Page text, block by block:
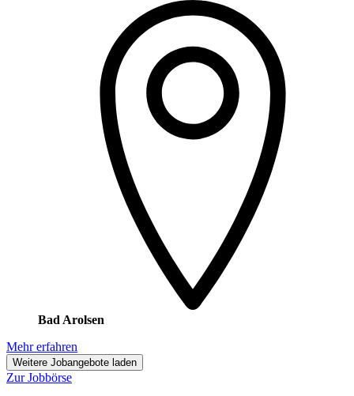
Bad Arolsen
Mehr erfahren
Weitere Jobangebote laden
Zur Jobbörse